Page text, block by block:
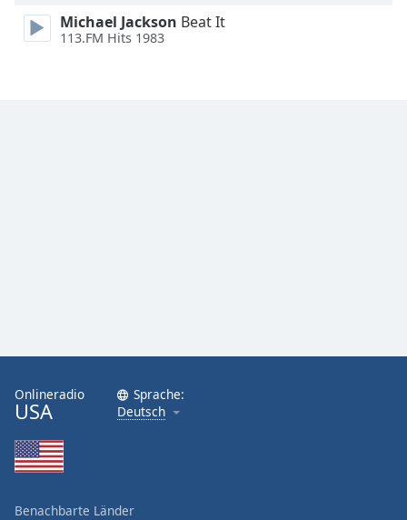
Font
Michael Jackson Beat It
113.FM Hits 1983
Onlineradio
USA
Sprache:
Deutsch
Benachbarte Länder